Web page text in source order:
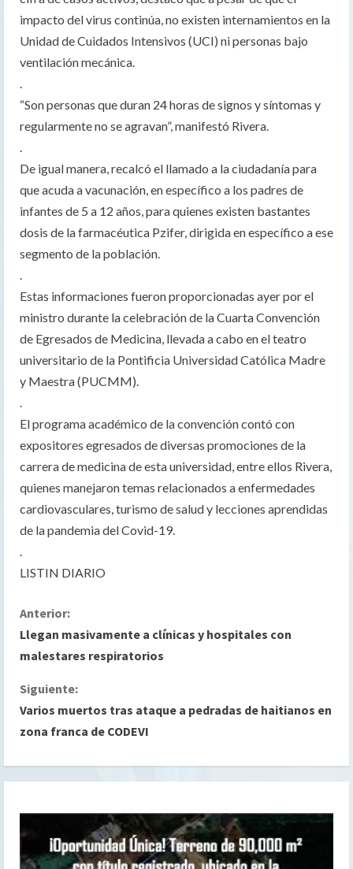
impacto del virus continúa, no existen internamientos en la
Unidad de Cuidados Intensivos (UCI) ni personas bajo
ventilación mecánica.
“Son personas que duran 24 horas de signos y síntomas y
regularmente no se agravan”, manifestó Rivera.
De igual manera, recalcó el llamado a la ciudadanía para
que acuda a vacunación, en específico a los padres de
infantes de 5 a 12 años, para quienes existen bastantes
dosis de la farmacéutica Pzifer, dirigida en específico a ese
segmento de la población.
Estas informaciones fueron proporcionadas ayer por el
ministro durante la celebración de la Cuarta Convención
de Egresados de Medicina, llevada a cabo en el teatro
universitario de la Pontificia Universidad Católica Madre
y Maestra (PUCMM).
El programa académico de la convención contó con
expositores egresados de diversas promociones de la
carrera de medicina de esta universidad, entre ellos Rivera,
quienes manejaron temas relacionados a enfermedades
cardiovasculares, turismo de salud y lecciones aprendidas
de la pandemia del Covid-19.
LISTIN DIARIO
S
i
g
u
l
e
y
Anterior:
Llegan masivamente a clínicas y hospitales con
malestares respiratorios
Siguiente:
Varios muertos tras ataque a pedradas de haitianos en
zona franca de CODEVI